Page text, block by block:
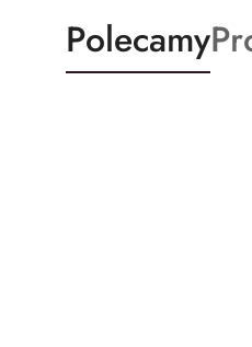
Produkty
o
Polecamy
o